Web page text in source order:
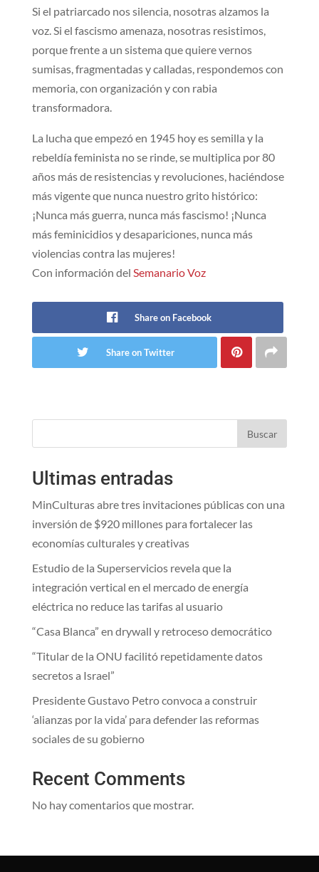
Si el patriarcado nos silencia, nosotras alzamos la
voz. Si el fascismo amenaza, nosotras resistimos,
porque frente a un sistema que quiere vernos
sumisas, fragmentadas y calladas, respondemos con
memoria, con organización y con rabia
transformadora.
La lucha que empezó en 1945 hoy es semilla y la
rebeldía feminista no se rinde, se multiplica por 80
años más de resistencias y revoluciones, haciéndose
más vigente que nunca nuestro grito histórico:
¡Nunca más guerra, nunca más fascismo! ¡Nunca
más feminicidios y desapariciones, nunca más
violencias contra las mujeres!
Con información del Semanario Voz
Share on Facebook
Share on Twitter
Buscar
Ultimas entradas
MinCulturas abre tres invitaciones públicas con una
inversión de $920 millones para fortalecer las
economías culturales y creativas
Estudio de la Superservicios revela que la
integración vertical en el mercado de energía
eléctrica no reduce las tarifas al usuario
“Casa Blanca” en drywall y retroceso democrático
“Titular de la ONU facilitó repetidamente datos
secretos a Israel”
Presidente Gustavo Petro convoca a construir
‘alianzas por la vida’ para defender las reformas
sociales de su gobierno
Recent Comments
No hay comentarios que mostrar.